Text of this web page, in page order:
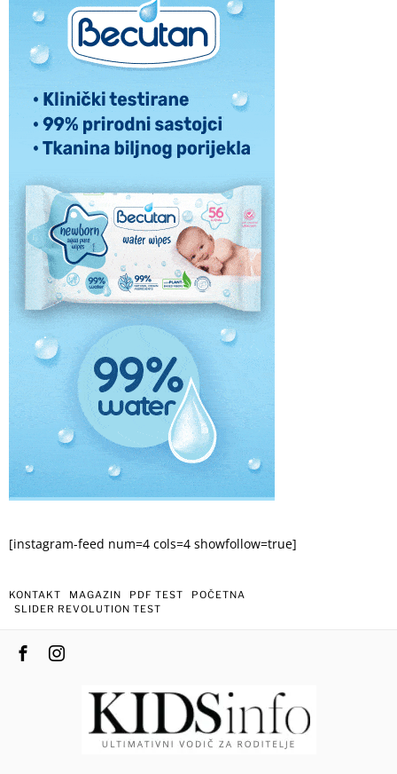
[instagram-feed num=4 cols=4 showfollow=true]
KONTAKT MAGAZIN PDF TEST
POČETNA
SLIDER REVOLUTION TEST